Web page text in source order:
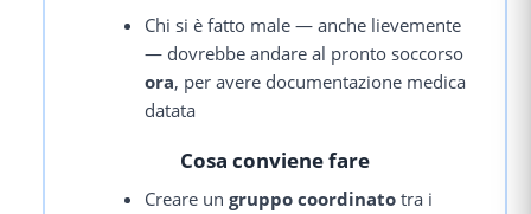
Chi si è fatto male — anche lievemente
— dovrebbe andare al pronto soccorso
ora, per avere documentazione medica
datata
Cosa conviene fare
Creare ungruppo coordinato tra i